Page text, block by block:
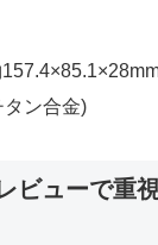
タン合金)
ビューで重